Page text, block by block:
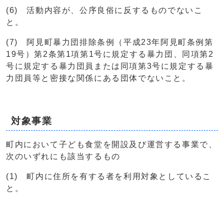
(6) 活動内容が、公序良俗に反するものでないこ
と。
(7) 阿見町暴力団排除条例（平成23年阿見町条例第
19号）第2条第1項第1号に規定する暴力団、同項第2
号に規定する暴力団員または同項第3号に規定する暴
力団員等と密接な関係にある団体でないこと。
対象事業
町内において子ども食堂を開設及び運営する事業で、
次のいずれにも該当するもの
(1) 町内に住所を有する者を利用対象としているこ
と。